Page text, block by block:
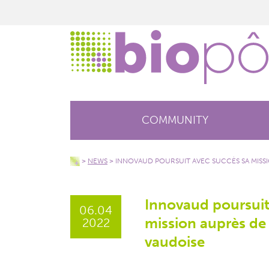
COMMUNITY
> NEWS > INNOVAUD POURSUIT AVEC SUCCÈS SA
06.04
2022
Innovaud
mission auprès
vaudoise